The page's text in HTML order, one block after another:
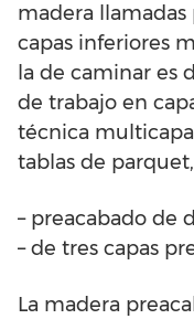
madera llamadas
capas inferiores
la de caminar es
de trabajo en
técnica
tablas de
– preacabado de
– de tres capas
La madera